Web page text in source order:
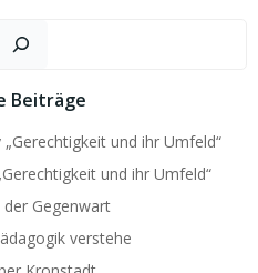
navigation
Beiträge
und ihr Umfeld“
und ihr Umfeld“
Gegenwart
verstehe